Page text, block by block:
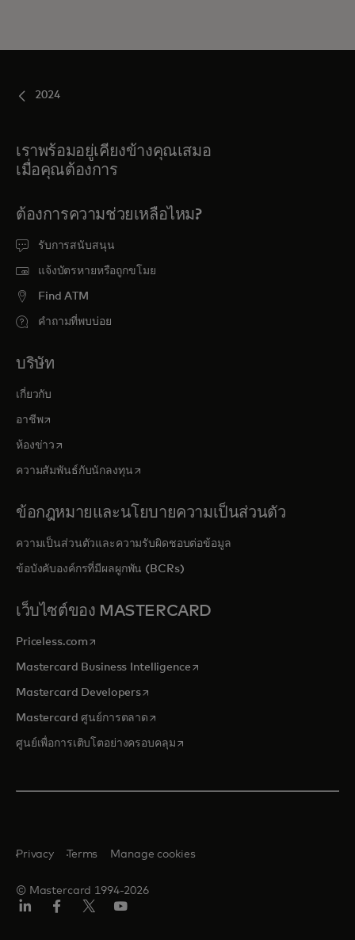
2024
เราพร้อมอยู่เคียงข้างคุณเสมอ
เมื่อคุณต้องการ
ต้องการความช่วยเหลือไหม?
รับการสนับสนุน
แจ้งบัตรหายหรือถูกขโมย
Find ATM
คำถามที่พบบ่อย
บริษัท
เกี่ยวกับ
อาชีพopens in a new tab
ห้องข่าว opens in a new tab
ความสัมพันธ์กับนักลงทุนopens in a new tab
ข้อกฎหมายและนโยบายความเป็นส่วนตัว
ความเป็นส่วนตัวและความรับผิดชอบต่อข้อมูล
ข้อบังคับองค์กรที่มีผลผูกพัน (BCRs)
เว็บไซต์ของ MASTERCARD
Priceless.com opens in a new tab
Mastercard Business Intelligenceopens in a new tab
Mastercard Developersopens in a new tab
Mastercard ศูนย์การตลาด opens in a new tab
ศูนย์เพื่อการเติบโตอย่างครอบคลุมopens in a new tab
© Mastercard 1994-2026
Privacy Terms Manage cookies